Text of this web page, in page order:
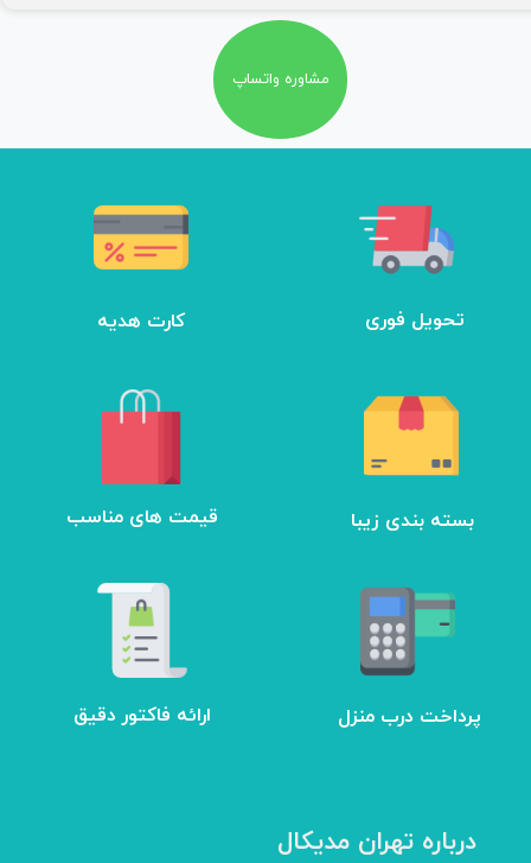
مشاوره واتساپ
تحویل فوری کارت هدیه
​قیمت های مناسب بسته بندی زیبا
ارائه فاکتور دقیق پرداخت درب منزل
درباره تهران مدیکال